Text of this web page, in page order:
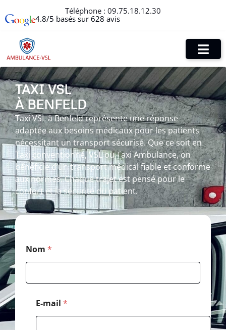
Téléphone : 09.75.18.12.30
4.8/5 basés sur 628 avis
TAXI VSL
À BENFELD
Taxi VSL à Benfeld représente une réponse
adaptée aux besoins médicaux pour les patients
nécessitant un transport sécurisé. Que ce soit en
Taxi conventionné, VSL ou Taxi Ambulance, on
bénéficie d’un transport médical fiable et conforme
aux normes. Chaque trajet est pensé pour le
confort et la sécurité du patient.
Nom *
E-mail *